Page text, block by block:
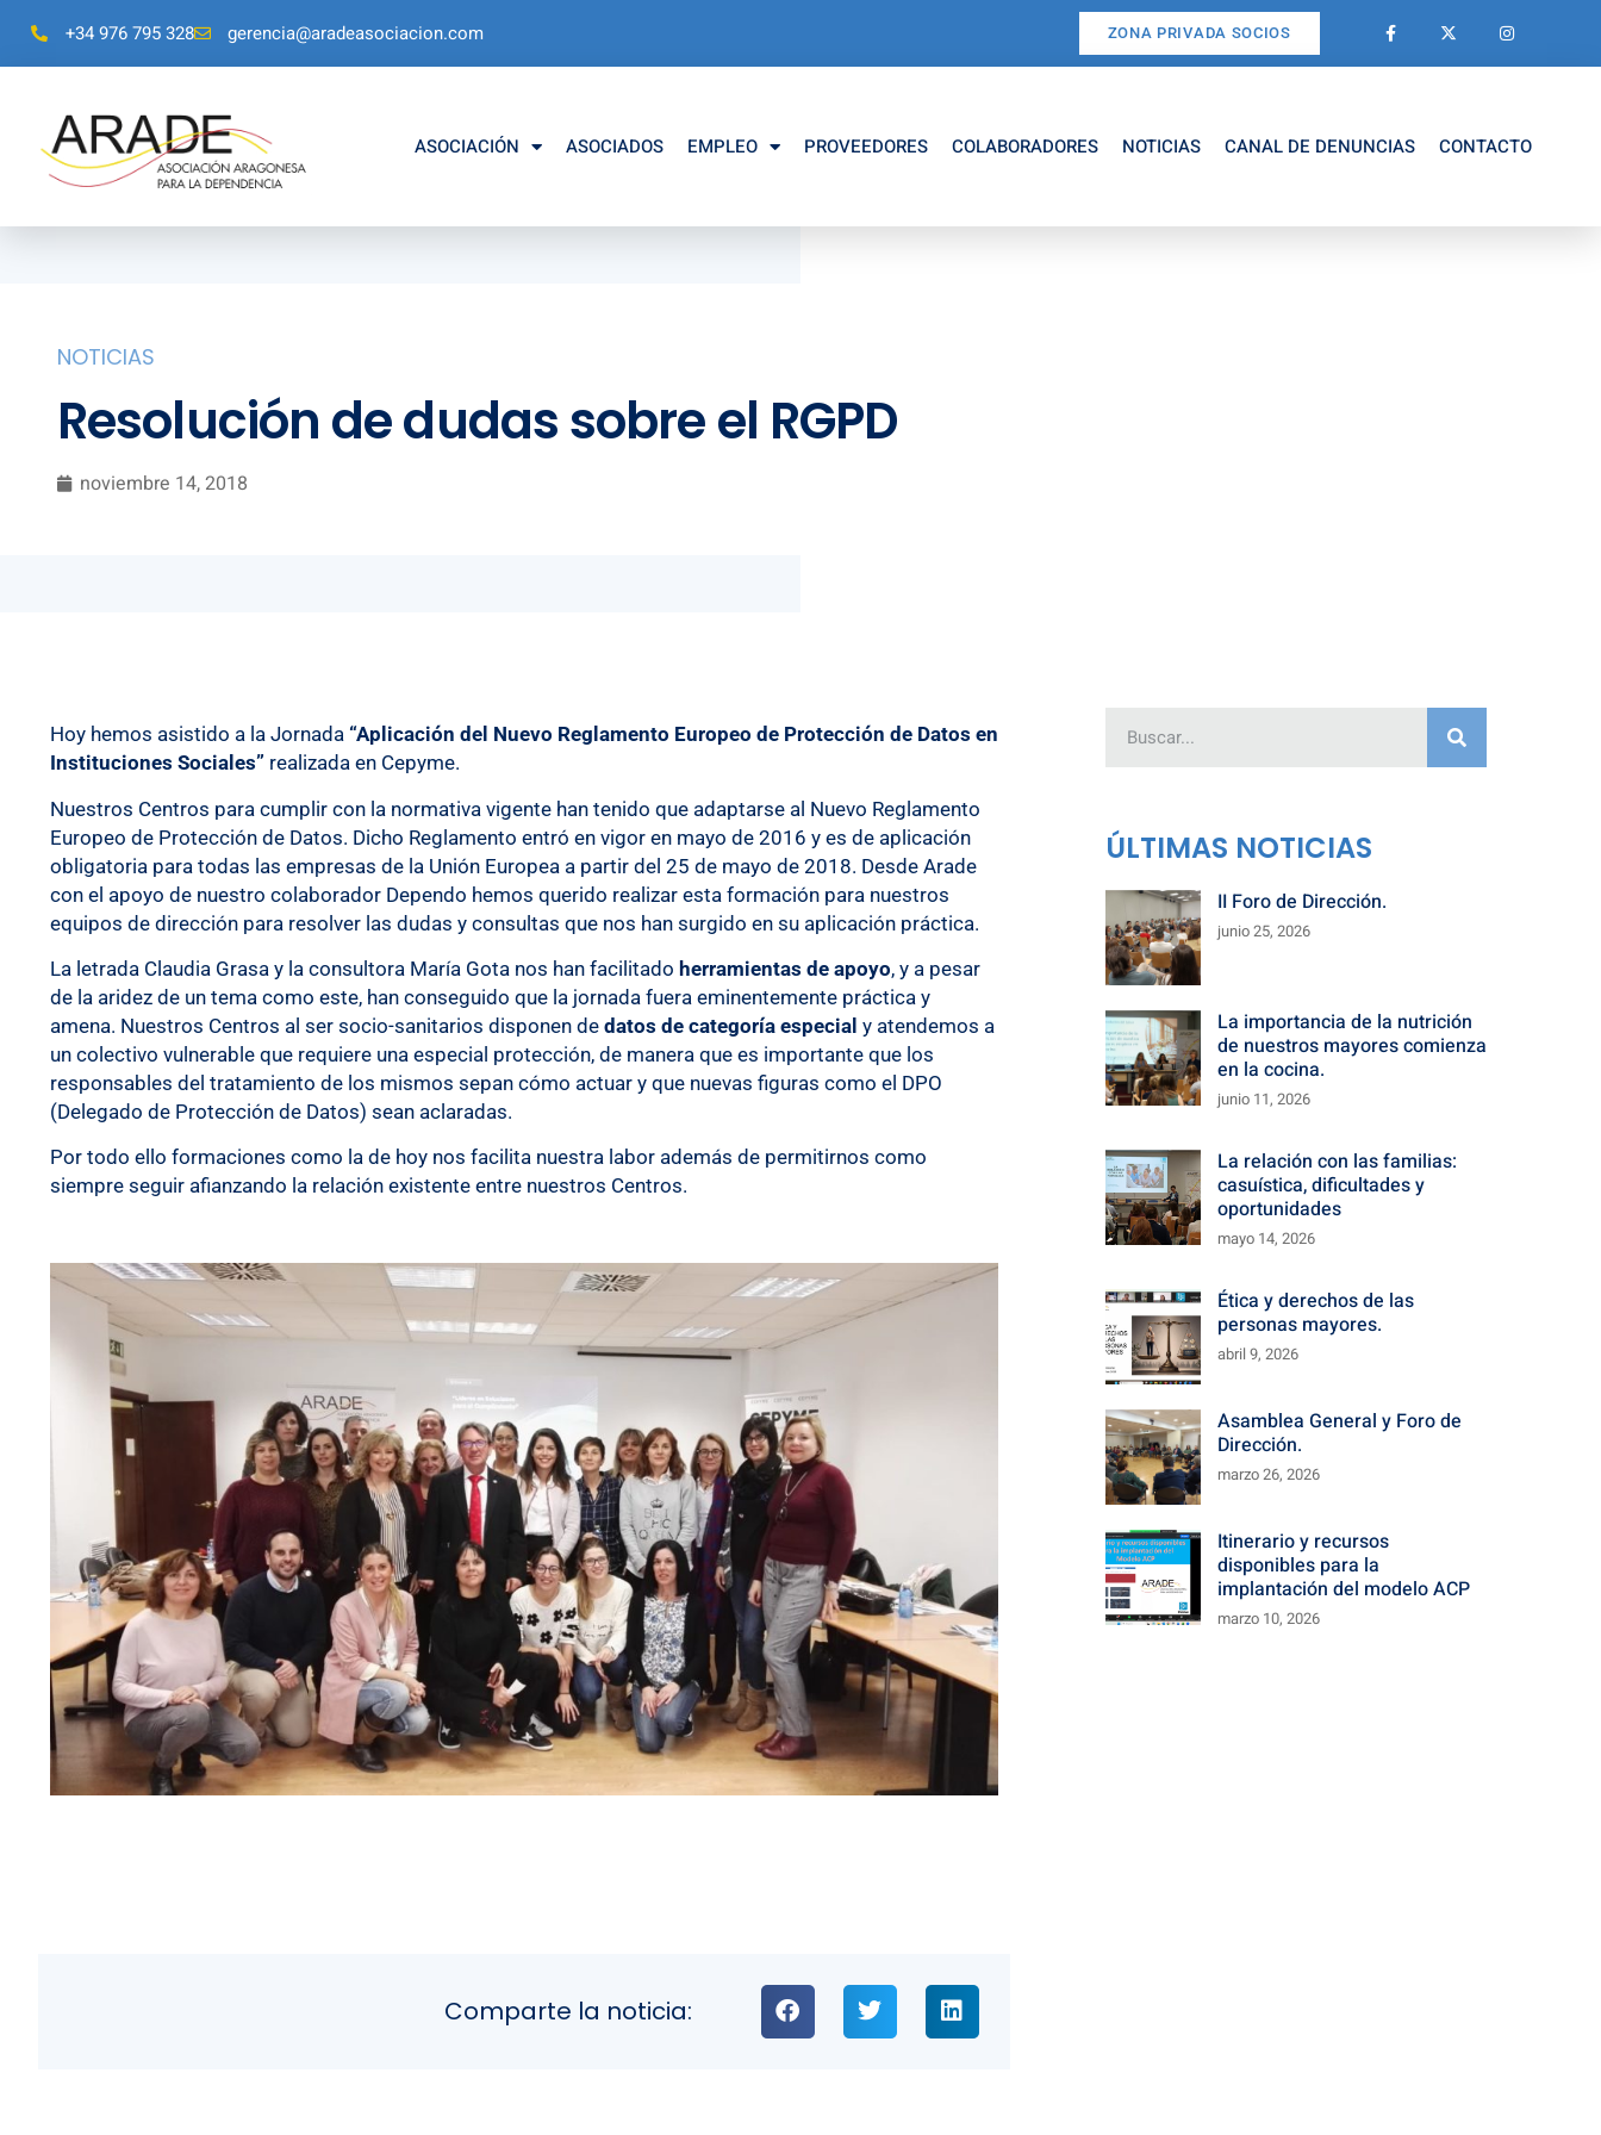
+34 976 795 328 gerencia@aradeasociacion.com ZONA PRIVADA SOCIOS
ASOCIACIÓN ASOCIADOS EMPLEO PROVEEDORES COLABORADORES NOTICIAS CANAL DE DENUNCIAS CONTACTO
NOTICIAS
Resolución de dudas sobre el RGPD
noviembre 14, 2018
Hoy hemos asistido a la Jornada “Aplicación del Nuevo Reglamento Europeo de Protección de Datos en
Instituciones Sociales” realizada en Cepyme.
Nuestros Centros para cumplir con la normativa vigente han tenido que adaptarse al Nuevo Reglamento
Europeo de Protección de Datos. Dicho Reglamento entró en vigor en mayo de 2016 y es de aplicación
obligatoria para todas las empresas de la Unión Europea a partir del 25 de mayo de 2018. Desde Arade
con el apoyo de nuestro colaborador Dependo hemos querido realizar esta formación para nuestros
equipos de dirección para resolver las dudas y consultas que nos han surgido en su aplicación práctica.
La letrada Claudia Grasa y la consultora María Gota nos han facilitado herramientas de apoyo, y a pesar
de la aridez de un tema como este, han conseguido que la jornada fuera eminentemente práctica y
amena. Nuestros Centros al ser socio-sanitarios disponen de datos de categoría especial y atendemos a
un colectivo vulnerable que requiere una especial protección, de manera que es importante que los
responsables del tratamiento de los mismos sepan cómo actuar y que nuevas figuras como el DPO
(Delegado de Protección de Datos) sean aclaradas.
Por todo ello formaciones como la de hoy nos facilita nuestra labor además de permitirnos como
siempre seguir afianzando la relación existente entre nuestros Centros.
Comparte la noticia:
ÚLTIMAS NOTICIAS
II Foro de Dirección.
junio 25, 2026
La importancia de la nutrición
de nuestros mayores comienza
en la cocina.
junio 11, 2026
La relación con las familias:
casuística, dificultades y
oportunidades
mayo 14, 2026
Ética y derechos de las
personas mayores.
abril 9, 2026
Asamblea General y Foro de
Dirección.
marzo 26, 2026
Itinerario y recursos
disponibles para la
implantación del modelo ACP
marzo 10, 2026